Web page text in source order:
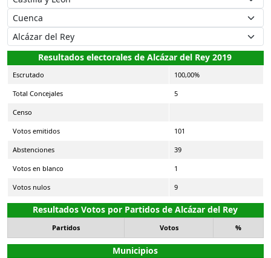
Resultados electorales de Alcázar del Rey 2019
Escrutado 100,00%
Total Concejales 5
Censo
Votos emitidos 101
Abstenciones 39
Votos en blanco 1
Votos nulos 9
Resultados Votos por Partidos de Alcázar del Rey
Partidos Votos %
Municipios